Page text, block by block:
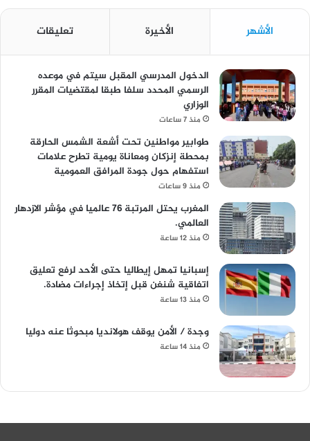
الأشهر الأخيرة تعليقات
الدخول المدرسي المقبل سیتم في موعده
الرسمي المحدد سلفا طبقا لمقتضیات المقرر
الوزاري
منذ 7 ساعات
طوابير مواطنين تحت أشعة الشمس الحارقة
بمحطة إنزكان ومعاناة يومية تطرح علامات
استفهام حول جودة المرافق العمومية
منذ 9 ساعات
المغرب يحتل المرتبة 76 عالميا في مؤشر الازدهار
العالمي.
منذ 12 ساعة
إسبانيا تمهل إيطاليا حتى الأحد لرفع تعليق
اتفاقية شنغن قبل إتخاذ إجراءات مضادة.
منذ 13 ساعة
وجدة / الأمن يوقف هولانديا مبحوثا عنه دوليا
منذ 14 ساعة